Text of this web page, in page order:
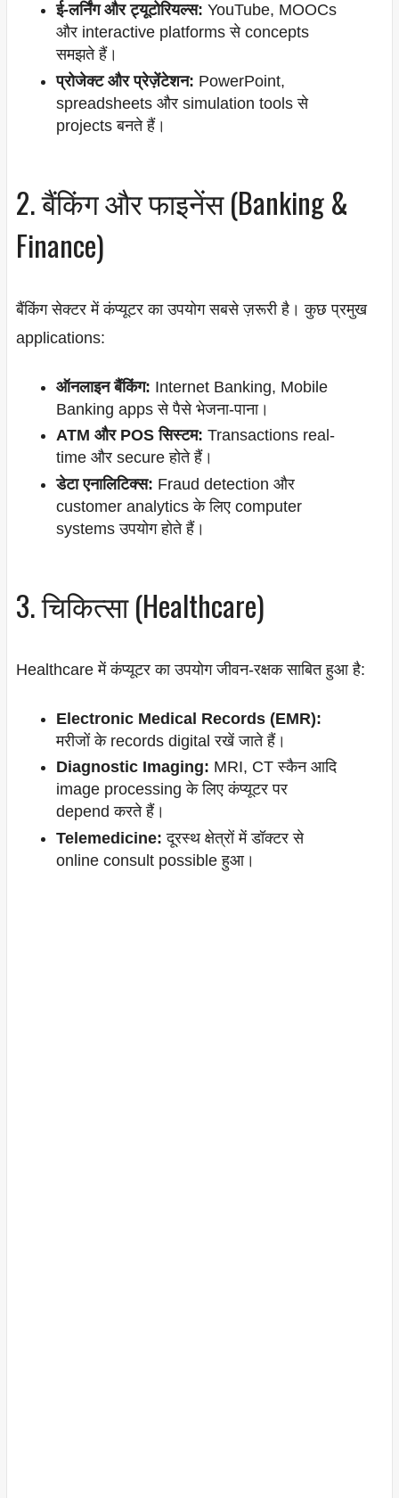
ई-लर्निंग और ट्यूटोरियल्स: YouTube, MOOCs
और interactive platforms से concepts
समझते हैं।
प्रोजेक्ट और प्रेज़ेंटेशन: PowerPoint,
spreadsheets और simulation tools से
projects बनते हैं।
2. बैंकिंग और फाइनेंस (Banking &
Finance)
बैंकिंग सेक्टर में कंप्यूटर का उपयोग सबसे ज़रूरी है। कुछ प्रमुख
applications:
ऑनलाइन बैंकिंग: Internet Banking, Mobile
Banking apps से पैसे भेजना-पाना।
ATM और POS सिस्टम: Transactions real-
time और secure होते हैं।
डेटा एनालिटिक्स: Fraud detection और
customer analytics के लिए computer
systems उपयोग होते हैं।
3. चिकित्सा (Healthcare)
Healthcare में कंप्यूटर का उपयोग जीवन-रक्षक साबित हुआ है:
Electronic Medical Records (EMR):
मरीजों के records digital रखें जाते हैं।
Diagnostic Imaging: MRI, CT स्कैन आदि
image processing के लिए कंप्यूटर पर
depend करते हैं।
Telemedicine: दूरस्थ क्षेत्रों में डॉक्टर से
online consult possible हुआ।